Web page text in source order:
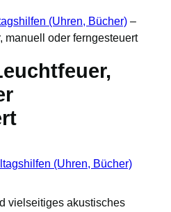
(Uhren, Bücher) –
manuell oder ferngesteuert
(Uhren, Bücher)
vielseitiges akustisches